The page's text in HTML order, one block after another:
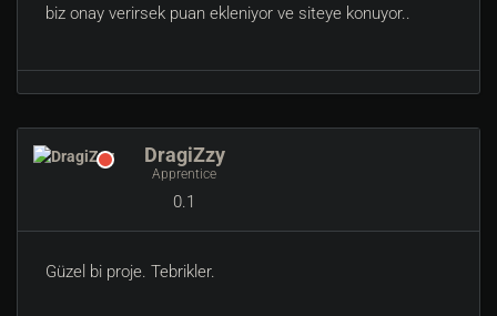
biz onay verirsek puan ekleniyor ve siteye konuyor..
DragiZzy
Apprentice
0.1
Güzel bi proje. Tebrikler.